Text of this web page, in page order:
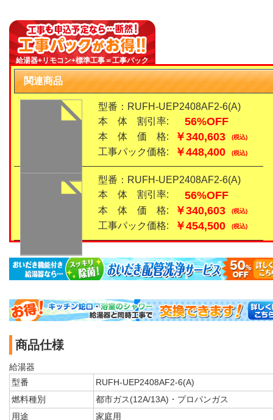
給湯器+リモコン+標準工事＝工事パック
関連商品
型番：RUFH-UEP2408AF2-6(A)
本 体 割引率:
56%OFF
本 体 価 格: ￥340,603 (税込)
工事パック価格: ￥448,400 (税込)
型番：RUFH-UEP2408AF2-6(A)
本 体 割引率:
56%OFF
本 体 価 格: ￥340,603 (税込)
工事パック価格: ￥454,500 (税込)
商品仕様
給湯器
型番
RUFH-UEP2408AF2-6(A)
燃料種別
都市ガス(12A/13A)・プロパンガス
用途
家庭用